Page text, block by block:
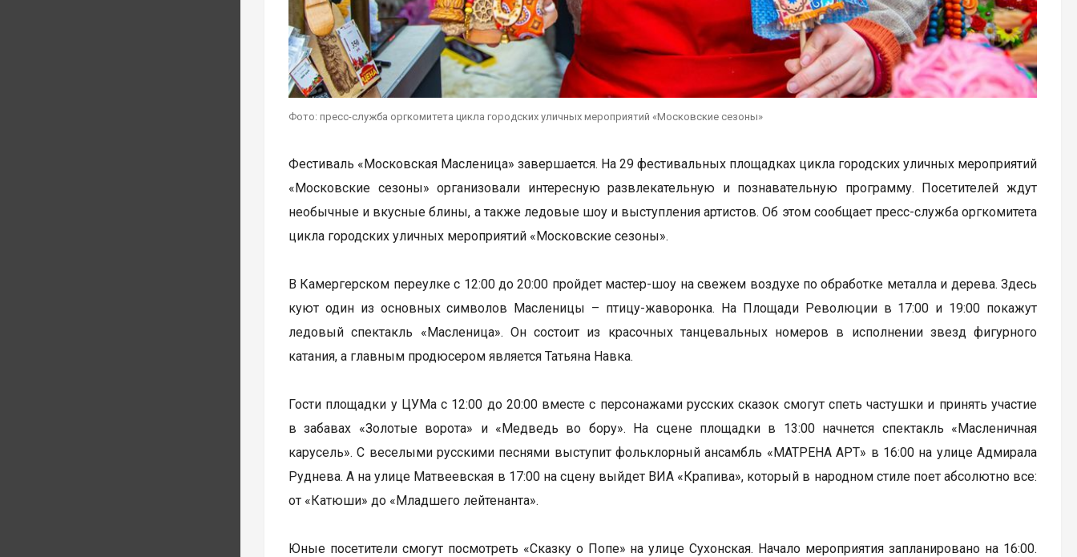
Фото: пресс-служба оргкомитета цикла городских уличных мероприятий «Московские сезоны»
Фестиваль «Московская Масленица» завершается. На 29 фестивальных площадках цикла городских уличных мероприятий
«Московские сезоны» организовали интересную развлекательную и познавательную программу. Посетителей ждут
необычные и вкусные блины, а также ледовые шоу и выступления артистов. Об этом сообщает пресс-служба оргкомитета
цикла городских уличных мероприятий «Московские сезоны».
В Камергерском переулке с 12:00 до 20:00 пройдет мастер-шоу на свежем воздухе по обработке металла и дерева. Здесь
куют один из основных символов Масленицы – птицу-жаворонка. На Площади Революции в 17:00 и 19:00 покажут
ледовый спектакль «Масленица». Он состоит из красочных танцевальных номеров в исполнении звезд фигурного
катания, а главным продюсером является Татьяна Навка.
Гости площадки у ЦУМа с 12:00 до 20:00 вместе с персонажами русских сказок смогут спеть частушки и принять участие
в забавах «Золотые ворота» и «Медведь во бору». На сцене площадки в 13:00 начнется спектакль «Масленичная
карусель». С веселыми русскими песнями выступит фольклорный ансамбль «МАТРЕНА АРТ» в 16:00 на улице Адмирала
Руднева. А на улице Матвеевская в 17:00 на сцену выйдет ВИА «Крапива», который в народном стиле поет абсолютно все:
от «Катюши» до «Младшего лейтенанта».
Юные посетители смогут посмотреть «Сказку о Попе» на улице Сухонская. Начало мероприятия запланировано на 16:00.